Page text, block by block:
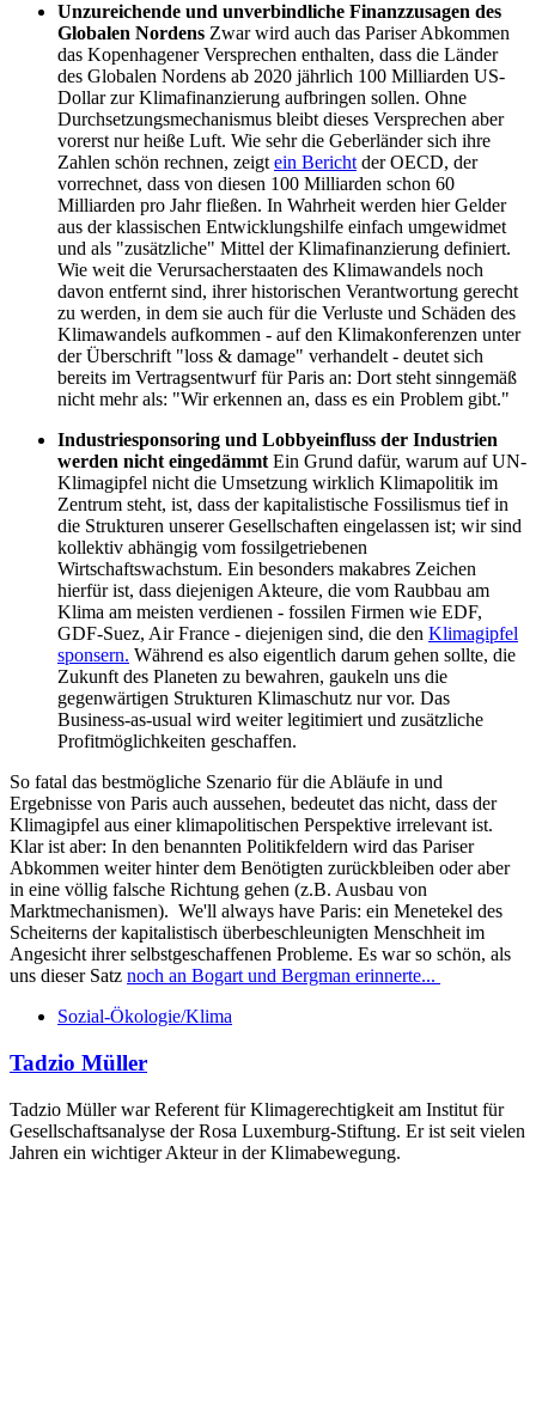
Unzureichende und unverbindliche Finanzzusagen des
Globalen Nordens Zwar wird auch das Pariser Abkommen
das Kopenhagener Versprechen enthalten, dass die Länder
des Globalen Nordens ab 2020 jährlich 100 Milliarden US-
Dollar zur Klimafinanzierung aufbringen sollen. Ohne
Durchsetzungsmechanismus bleibt dieses Versprechen aber
vorerst nur heiße Luft. Wie sehr die Geberländer sich ihre
Zahlen schön rechnen, zeigt ein Bericht der OECD, der
vorrechnet, dass von diesen 100 Milliarden schon 60
Milliarden pro Jahr fließen. In Wahrheit werden hier Gelder
aus der klassischen Entwicklungshilfe einfach umgewidmet
und als "zusätzliche" Mittel der Klimafinanzierung definiert.
Wie weit die Verursacherstaaten des Klimawandels noch
davon entfernt sind, ihrer historischen Verantwortung gerecht
zu werden, in dem sie auch für die Verluste und Schäden des
Klimawandels aufkommen - auf den Klimakonferenzen unter
der Überschrift "loss & damage" verhandelt - deutet sich
bereits im Vertragsentwurf für Paris an: Dort steht sinngemäß
nicht mehr als: "Wir erkennen an, dass es ein Problem gibt."
Industriesponsoring und Lobbyeinfluss der Industrien
werden nicht eingedämmt Ein Grund dafür, warum auf UN-
Klimagipfel nicht die Umsetzung wirklich Klimapolitik im
Zentrum steht, ist, dass der kapitalistische Fossilismus tief in
die Strukturen unserer Gesellschaften eingelassen ist; wir sind
kollektiv abhängig vom fossilgetriebenen
Wirtschaftswachstum. Ein besonders makabres Zeichen
hierfür ist, dass diejenigen Akteure, die vom Raubbau am
Klima am meisten verdienen - fossilen Firmen wie EDF,
GDF-Suez, Air France - diejenigen sind, die den Klimagipfel
sponsern. Während es also eigentlich darum gehen sollte, die
Zukunft des Planeten zu bewahren, gaukeln uns die
gegenwärtigen Strukturen Klimaschutz nur vor. Das
Business-as-usual wird weiter legitimiert und zusätzliche
Profitmöglichkeiten geschaffen.
So fatal das bestmögliche Szenario für die Abläufe in und
Ergebnisse von Paris auch aussehen, bedeutet das nicht, dass der
Klimagipfel aus einer klimapolitischen Perspektive irrelevant ist.
Klar ist aber: In den benannten Politikfeldern wird das Pariser
Abkommen weiter hinter dem Benötigten zurückbleiben oder aber
in eine völlig falsche Richtung gehen (z.B. Ausbau von
Marktmechanismen). We'll always have Paris: ein Menetekel des
Scheiterns der kapitalistisch überbeschleunigten Menschheit im
Angesicht ihrer selbstgeschaffenen Probleme. Es war so schön, als
uns dieser Satz noch an Bogart und Bergman erinnerte...
Sozial-Ökologie/Klima
Tadzio Müller
Tadzio Müller war Referent für Klimagerechtigkeit am Institut für
Gesellschaftsanalyse der Rosa Luxemburg-Stiftung. Er ist seit vielen
Jahren ein wichtiger Akteur in der Klimabewegung.